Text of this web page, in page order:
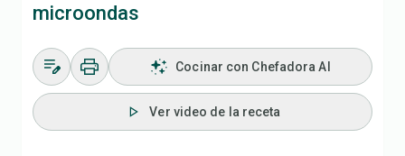
microondas
Cocinar con Chefadora AI
Ver video de la receta